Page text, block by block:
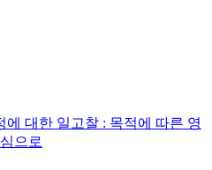
에 대한 일고찰 : 목적에 따른 영
으로